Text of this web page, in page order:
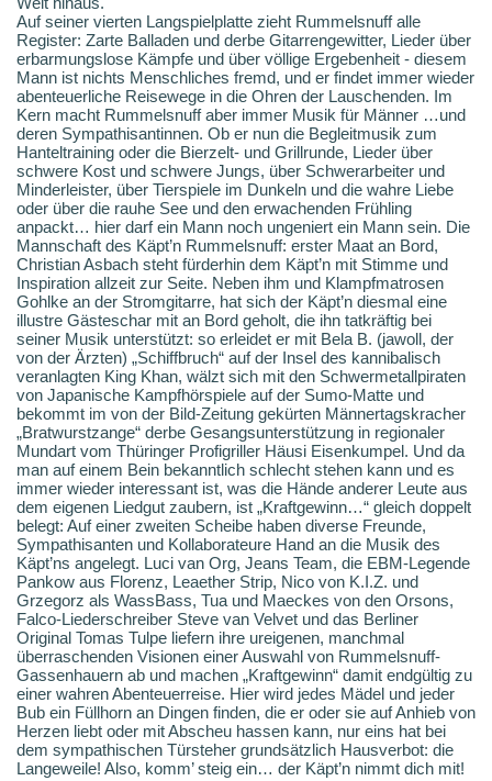
Auf seiner vierten Langspielplatte zieht Rummelsnuff alle
Register: Zarte Balladen und derbe Gitarrengewitter, Lieder über
erbarmungslose Kämpfe und über völlige Ergebenheit - diesem
Mann ist nichts Menschliches fremd, und er findet immer wieder
abenteuerliche Reisewege in die Ohren der Lauschenden. Im
Kern macht Rummelsnuff aber immer Musik für Männer …und
deren Sympathisantinnen. Ob er nun die Begleitmusik zum
Hanteltraining oder die Bierzelt- und Grillrunde, Lieder über
schwere Kost und schwere Jungs, über Schwerarbeiter und
Minderleister, über Tierspiele im Dunkeln und die wahre Liebe
oder über die rauhe See und den erwachenden Frühling
anpackt… hier darf ein Mann noch ungeniert ein Mann sein. Die
Mannschaft des Käpt’n Rummelsnuff: erster Maat an Bord,
Christian Asbach steht fürderhin dem Käpt’n mit Stimme und
Inspiration allzeit zur Seite. Neben ihm und Klampfmatrosen
Gohlke an der Stromgitarre, hat sich der Käpt’n diesmal eine
illustre Gästeschar mit an Bord geholt, die ihn tatkräftig bei
seiner Musik unterstützt: so erleidet er mit Bela B. (jawoll, der
von der Ärzten) „Schiffbruch“ auf der Insel des kannibalisch
veranlagten King Khan, wälzt sich mit den Schwermetallpiraten
von Japanische Kampfhörspiele auf der Sumo-Matte und
bekommt im von der Bild-Zeitung gekürten Männertagskracher
„Bratwurstzange“ derbe Gesangsunterstützung in regionaler
Mundart vom Thüringer Profigriller Häusi Eisenkumpel. Und da
man auf einem Bein bekanntlich schlecht stehen kann und es
immer wieder interessant ist, was die Hände anderer Leute aus
dem eigenen Liedgut zaubern, ist „Kraftgewinn…“ gleich doppelt
belegt: Auf einer zweiten Scheibe haben diverse Freunde,
Sympathisanten und Kollaborateure Hand an die Musik des
Käpt’ns angelegt. Luci van Org, Jeans Team, die EBM-Legende
Pankow aus Florenz, Leaether Strip, Nico von K.I.Z. und
Grzegorz als WassBass, Tua und Maeckes von den Orsons,
Falco-Liederschreiber Steve van Velvet und das Berliner
Original Tomas Tulpe liefern ihre ureigenen, manchmal
überraschenden Visionen einer Auswahl von Rummelsnuff-
Gassenhauern ab und machen „Kraftgewinn“ damit endgültig zu
einer wahren Abenteuerreise. Hier wird jedes Mädel und jeder
Bub ein Füllhorn an Dingen finden, die er oder sie auf Anhieb von
Herzen liebt oder mit Abscheu hassen kann, nur eins hat bei
dem sympathischen Türsteher grundsätzlich Hausverbot: die
Langeweile! Also, komm’ steig ein… der Käpt’n nimmt dich mit!